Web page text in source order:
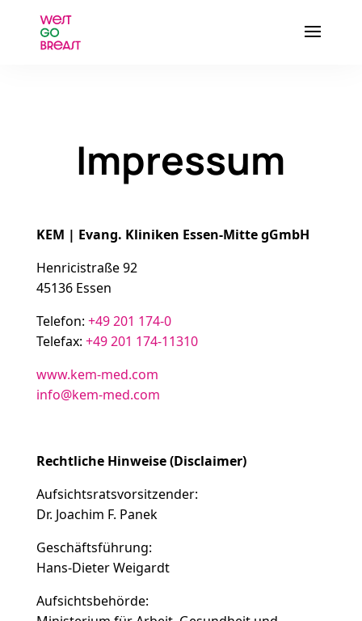
Impressum
KEM | Evang. Kliniken Essen-Mitte gGmbH
Henricistraße 92
45136 Essen
Telefon: +49 201 174-0
Telefax: +49 201 174-11310
www.kem-med.com
info@kem-med.com
Rechtliche Hinweise (Disclaimer)
Aufsichtsratsvorsitzender:
Dr. Joachim F. Panek
Geschäftsführung:
Hans-Dieter Weigardt
Aufsichtsbehörde: